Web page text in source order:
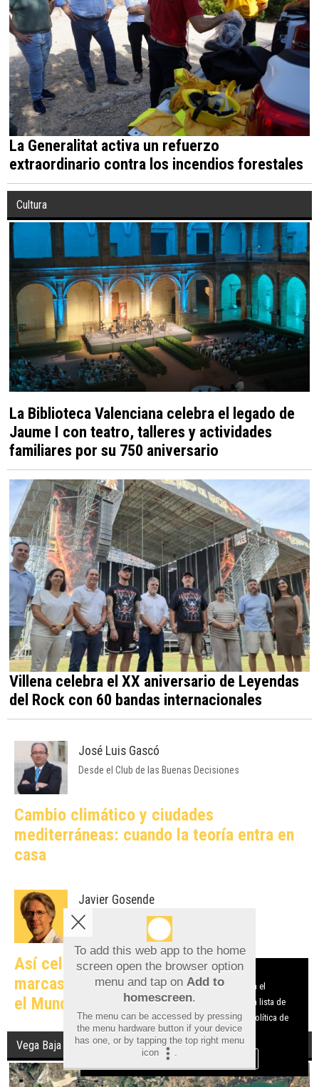
La Generalitat activa un refuerzo
extraordinario contra los incendios forestales
Cultura
La Biblioteca Valenciana celebra el legado de
Jaume I con teatro, talleres y actividades
familiares por su 750 aniversario
Villena celebra el XX aniversario de Leyendas
del Rock con 60 bandas internacionales
José Luis Gascó
Desde el Club de las Buenas Decisiones
Cambio climático y ciudades
mediterráneas: cuando la teoría entra en
casa
Javier Gosende
Catalizadores del Marketing Online
Así celebraron en redes sociales las
marcas alicantinas el triunfo de España en
el Mundial
Vega Baja
To add this web app to the home
screen open the browser option
menu and tap on Add to
homescreen.
The menu can be accessed by pressing
the menu hardware button if your device
has one, or by tapping the top right menu
icon
.
Aviso sobre el Uso de cookies:
Utilizamos cookies nuestras y de terceros para el
funcionamiento del digital. Puedes consultar la lista de
cookies y como desconectarlas. Ver nuestra Política de
Privacidad y Cookies
Aceptar Cookies